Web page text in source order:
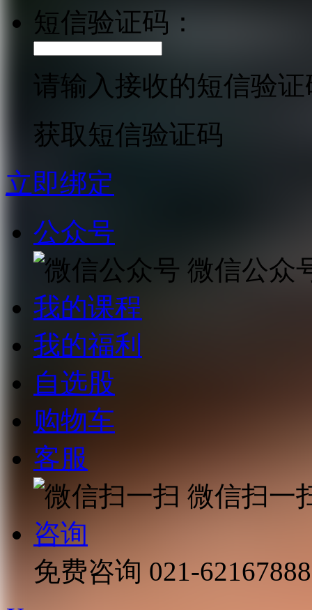
短信验证码：
请输入接收的短信验证
获取短信验证码
立即绑定
公众号
微信公众
我的课程
我的福利
自选股
购物车
客服
微信扫一
咨询
免费咨询 021-62167888